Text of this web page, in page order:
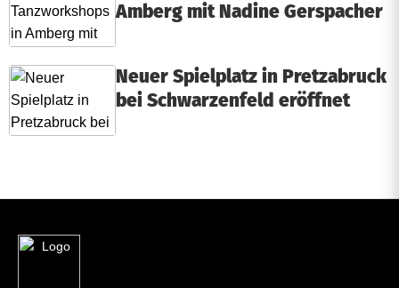
Amberg mit Nadine Gerspacher
Neuer Spielplatz in Pretzabruck
bei Schwarzenfeld eröffnet